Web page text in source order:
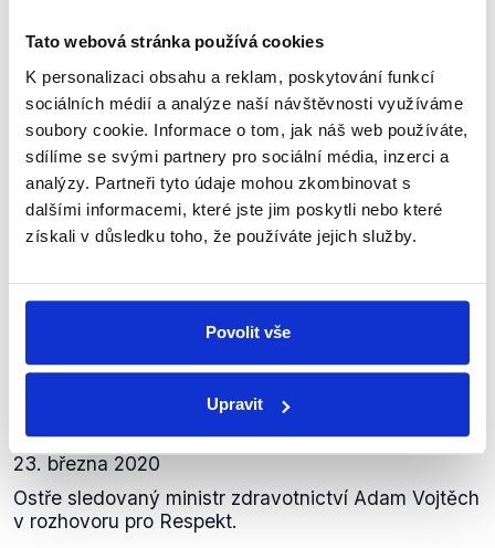
Tato webová stránka používá cookies
K personalizaci obsahu a reklam, poskytování funkcí
sociálních médií a analýze naší návštěvnosti využíváme
soubory cookie. Informace o tom, jak náš web používáte,
sdílíme se svými partnery pro sociální média, inzerci a
analýzy. Partneři tyto údaje mohou zkombinovat s
dalšími informacemi, které jste jim poskytli nebo které
získali v důsledku toho, že používáte jejich služby.
Povolit vše
Upravit
Výrok jsme zmínili
Ministr zdravotnictví Adam Vojtěch
a koronavirus
23. března 2020
Ostře sledovaný ministr zdravotnictví Adam Vojtěch
v rozhovoru pro Respekt.